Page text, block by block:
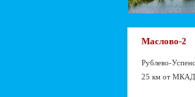
Маслово-2
Рублево-
25 км от МКАД